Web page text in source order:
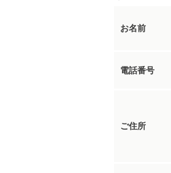
お名前
電話番号
ご住所